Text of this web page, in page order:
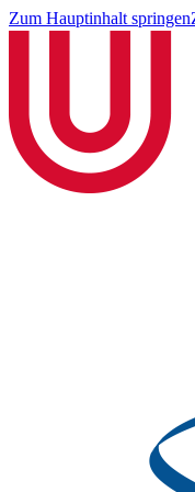
Zum Hauptinhalt springen